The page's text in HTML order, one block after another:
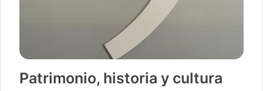
Patrimonio, historia y cultura